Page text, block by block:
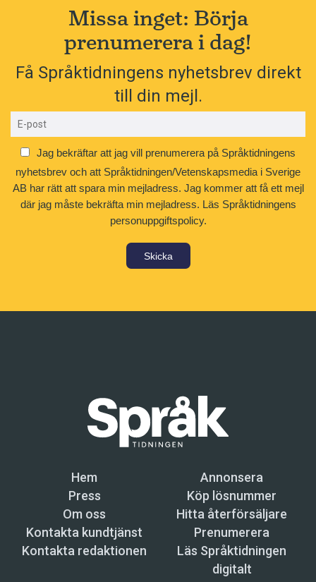
Missa inget: Börja
prenumerera i dag!
Få Språktidningens nyhetsbrev direkt
till din mejl.
Jag bekräftar att jag vill prenumerera på Språktidningens
nyhetsbrev och att Språktidningen/Vetenskapsmedia i Sverige
AB har rätt att spara min mejladress. Jag kommer att få ett mejl
där jag måste bekräfta min mejladress. Läs Språktidningens
personuppgiftspolicy.
Skicka
Hem
Annonsera
Press
Köp lösnummer
Om oss
Hitta återförsäljare
Kontakta kundtjänst
Prenumerera
Kontakta redaktionen
Läs Språktidningen
digitalt